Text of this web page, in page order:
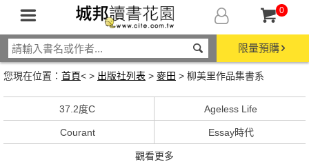
0
限量預購
您現在位置： 首頁< > 出版社列表 > 麥田 > 柳美里作品集書系
37.2度C Ageless Life
Courant Essay時代
觀看更多